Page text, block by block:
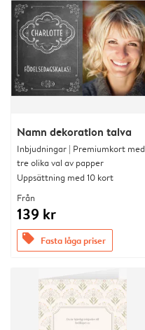
Namn dekoration talva
Inbjudningar | Premiumkort med
tre olika val av papper
Uppsättning med 10 kort
Från
139 kr
offers Fasta låga priser